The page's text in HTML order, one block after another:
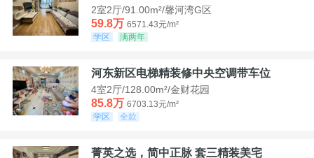
2室2厅/91.00m²/馨河湾G区
59.8万 6571.43元/m²
学区
满两年
河东新区电梯精装修中央空调带车位
4室2厅/128.00m²/金财花园
85.8万 6703.13元/m²
学区
全款
菁英之选，简中正脉 套三精装美宅